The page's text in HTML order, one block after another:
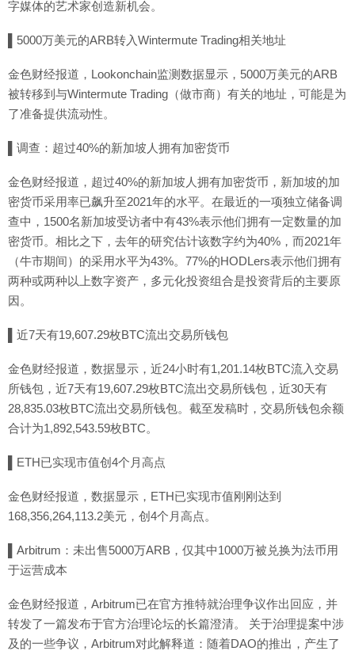
字媒体的艺术家创造新机会。
▌5000万美元的ARB转入Wintermute Trading相关地址
金色财经报道，Lookonchain监测数据显示，5000万美元的ARB
被转移到与Wintermute Trading（做市商）有关的地址，可能是为
了准备提供流动性。
▌调查：超过40%的新加坡人拥有加密货币
金色财经报道，超过40%的新加坡人拥有加密货币，新加坡的加
密货币采用率已飙升至2021年的水平。在最近的一项独立储备调
查中，1500名新加坡受访者中有43%表示他们拥有一定数量的加
密货币。相比之下，去年的研究估计该数字约为40%，而2021年
（牛市期间）的采用水平为43%。77%的HODLers表示他们拥有
两种或两种以上数字资产，多元化投资组合是投资背后的主要原
因。
▌近7天有19,607.29枚BTC流出交易所钱包
金色财经报道，数据显示，近24小时有1,201.14枚BTC流入交易
所钱包，近7天有19,607.29枚BTC流出交易所钱包，近30天有
28,835.03枚BTC流出交易所钱包。截至发稿时，交易所钱包余额
合计为1,892,543.59枚BTC。
▌ETH已实现市值创4个月高点
金色财经报道，数据显示，ETH已实现市值刚刚达到
168,356,264,113.2美元，创4个月高点。
▌Arbitrum：未出售5000万ARB，仅其中1000万被兑换为法币用
于运营成本
金色财经报道，Arbitrum已在官方推特就治理争议作出回应，并
转发了一篇发布于官方治理论坛的长篇澄清。 关于治理提案中涉
及的一些争议，Arbitrum对此解释道：随着DAO的推出，产生了